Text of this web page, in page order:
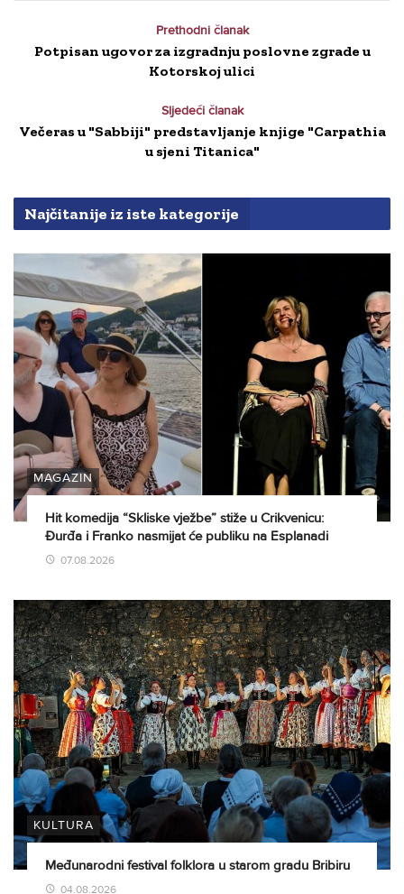
Prethodni članak
Potpisan ugovor za izgradnju poslovne zgrade u
Kotorskoj ulici
Sljedeći članak
Večeras u "Sabbiji" predstavljanje knjige "Carpathia
u sjeni Titanica"
Najčitanije iz iste kategorije
MAGAZIN
Hit komedija “Skliske vježbe” stiže u Crikvenicu:
Đurđa i Franko nasmijat će publiku na Esplanadi
07.08.2026
KULTURA
Međunarodni festival folklora u starom gradu Bribiru
04.08.2026